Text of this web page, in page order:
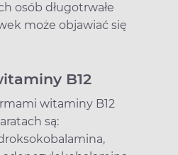
osób długotrwałe
może objawiać się
B12
witaminy B12
są: